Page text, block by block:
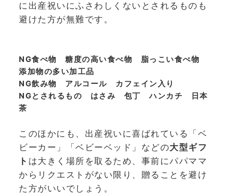
に出産祝いにふさわしくないとされるものも
避けた方が無難です。
NG食べ物 糖度の高い食べ物 脂っこい食べ物
添加物の多い加工品
NG飲み物 アルコール カフェイン入り
NGとされるもの はさみ 包丁 ハンカチ 日本
茶
このほかにも、出産祝いに喜ばれている「ベ
ビーカー」「ベビーベッド」などの大型ギフ
ト は大きく場所を取るため、事前にパパママ
からリクエストがない限り、贈ることを避け
た方がいいでしょう。